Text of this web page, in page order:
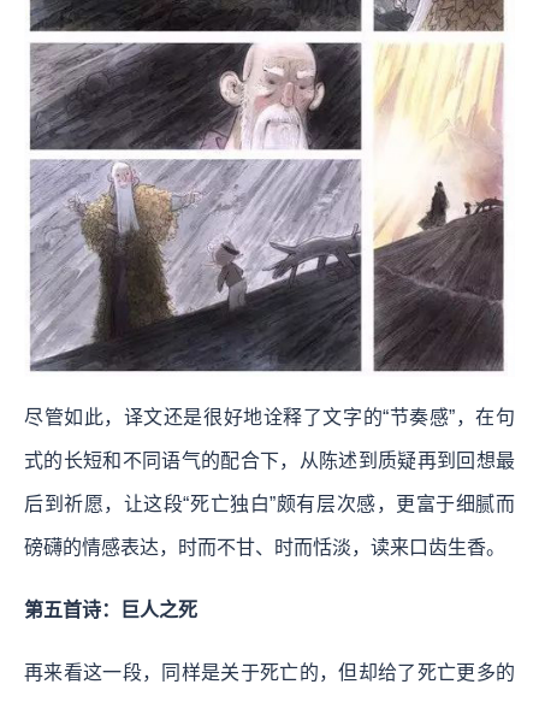
尽管如此，译文还是很好地诠释了文字的“节奏感”，在句
式的长短和不同语气的配合下，从陈述到质疑再到回想最
后到祈愿，让这段“死亡独白”颇有层次感，更富于细腻而
磅礴的情感表达，时而不甘、时而恬淡，读来口齿生香。
第五首诗：巨人之死
再来看这一段，同样是关于死亡的，但却给了死亡更多的